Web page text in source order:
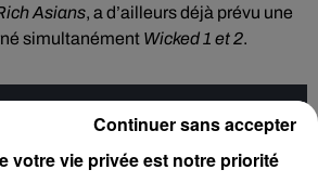
Asians, a d’ailleurs déjà prévu une
simultanément Wicked 1 et 2.
masqué compte-tenu du refus du
que vous avez exprimé. Si vous
merci de nous donner votre accord
votre vie privée est notre priorité
Continuer sans accepter